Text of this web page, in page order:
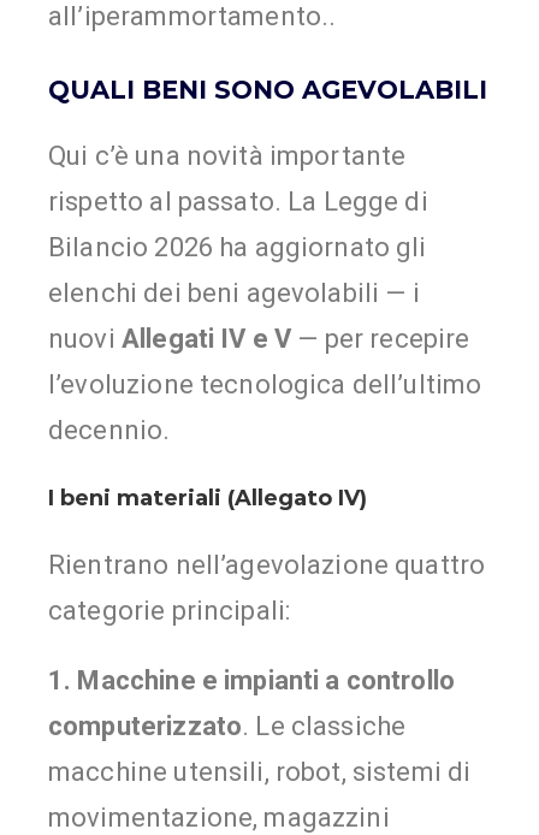
all’iperammortamento..
QUALI BENI SONO AGEVOLABILI
Qui c’è una novità importante
rispetto al passato. La Legge di
Bilancio 2026 ha aggiornato gli
elenchi dei beni agevolabili — i
nuovi Allegati IV e V — per recepire
l’evoluzione tecnologica dell’ultimo
decennio.
I beni materiali (Allegato IV)
Rientrano nell’agevolazione quattro
categorie principali:
1. Macchine e impianti a controllo
computerizzato. Le classiche
macchine utensili, robot, sistemi di
movimentazione, magazzini